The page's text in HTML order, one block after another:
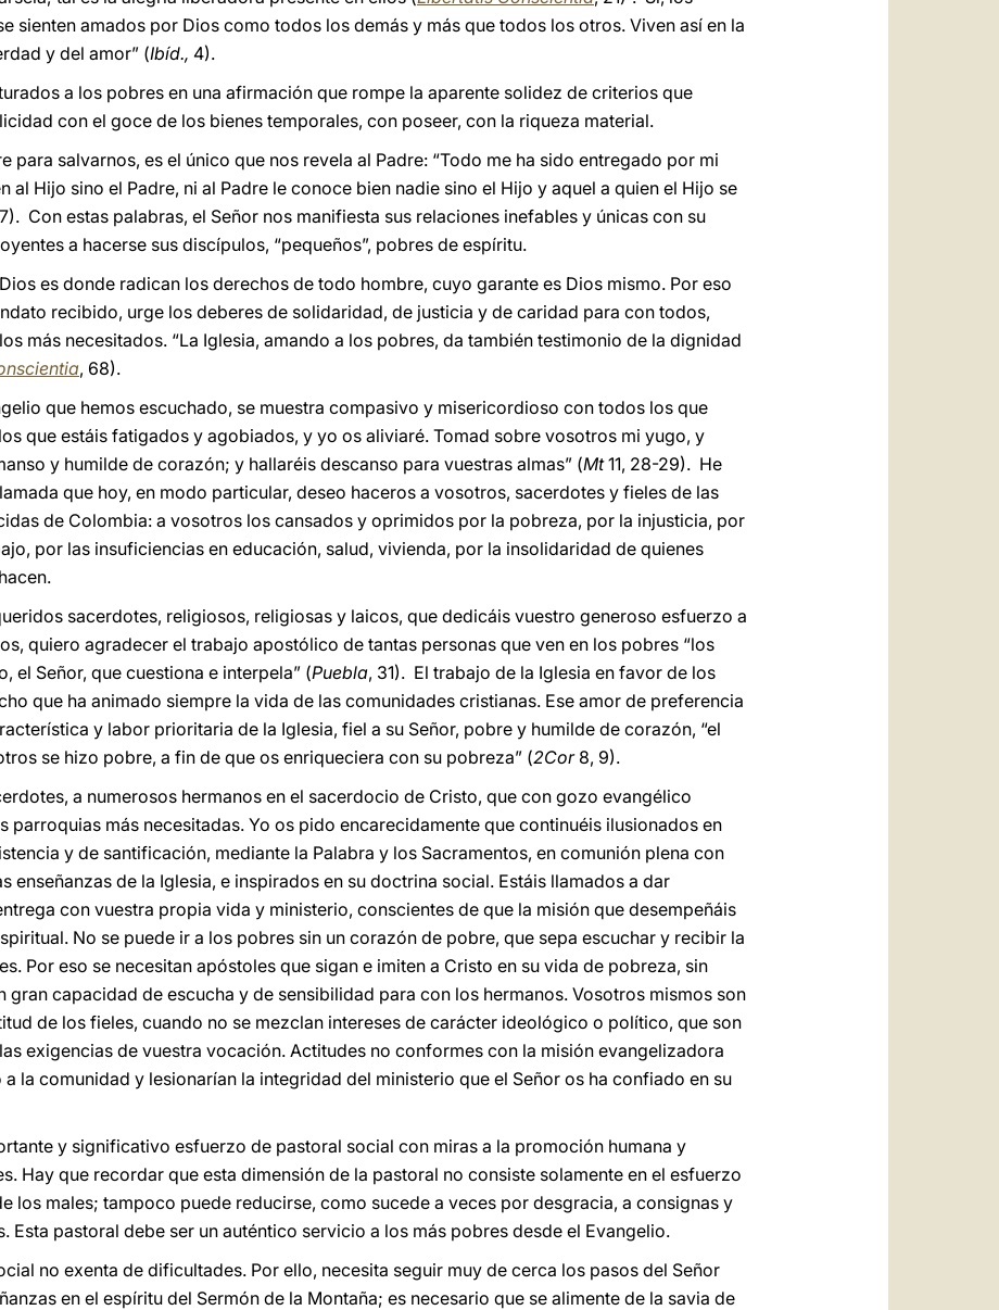
sienten amados por Dios como todos los demás y más que todos los otros. Viven así en la
y del amor” (Ibíd., 4).
a los pobres en una afirmación que rompe la aparente solidez de criterios que
con el goce de los bienes temporales, con poseer, con la riqueza material.
para salvarnos, es el único que nos revela al Padre: “Todo me ha sido entregado por mi
al Hijo sino el Padre, ni al Padre le conoce bien nadie sino el Hijo y aquel a quien el Hijo se
Con estas palabras, el Señor nos manifiesta sus relaciones inefables y únicas con su
a hacerse sus discípulos, “pequeños”, pobres de espíritu.
es donde radican los derechos de todo hombre, cuyo garante es Dios mismo. Por eso
recibido, urge los deberes de solidaridad, de justicia y de caridad para con todos,
más necesitados. “La Iglesia, amando a los pobres, da también testimonio de la dignidad
, 68).
que hemos escuchado, se muestra compasivo y misericordioso con todos los que
que estáis fatigados y agobiados, y yo os aliviaré. Tomad sobre vosotros mi yugo, y
y humilde de corazón; y hallaréis descanso para vuestras almas” (Mt11, 28-29). He
que hoy, en modo particular, deseo haceros a vosotros, sacerdotes y fieles de las
de Colombia: a vosotros los cansados y oprimidos por la pobreza, por la injusticia, por
por las insuficiencias en educación, salud, vivienda, por la insolidaridad de quienes
sacerdotes, religiosos, religiosas y laicos, que dedicáis vuestro generoso esfuerzo a
quiero agradecer el trabajo apostólico de tantas personas que ven en los pobres “los
el Señor, que cuestiona e interpela” (Puebla, 31). El trabajo de la Iglesia en favor de los
que ha animado siempre la vida de las comunidades cristianas. Ese amor de preferencia
y labor prioritaria de la Iglesia, fiel a su Señor, pobre y humilde de corazón, “el
se hizo pobre, a fin de que os enriqueciera con su pobreza” (2Cor8, 9).
a numerosos hermanos en el sacerdocio de Cristo, que con gozo evangélico
parroquias más necesitadas. Yo os pido encarecidamente que continuéis ilusionados en
y de santificación, mediante la Palabra y los Sacramentos, en comunión plena con
enseñanzas de la Iglesia, e inspirados en su doctrina social. Estáis llamados a dar
con vuestra propia vida y ministerio, conscientes de que la misión que desempeñáis
No se puede ir a los pobres sin un corazón de pobre, que sepa escuchar y recibir la
Por eso se necesitan apóstoles que sigan e imiten a Cristo en su vida de pobreza, sin
gran capacidad de escucha y de sensibilidad para con los hermanos. Vosotros mismos son
de los fieles, cuando no se mezclan intereses de carácter ideológico o político, que son
exigencias de vuestra vocación. Actitudes no conformes con la misión evangelizadora
la comunidad y lesionarían la integridad del ministerio que el Señor os ha confiado en su
y significativo esfuerzo de pastoral social con miras a la promoción humana y
Hay que recordar que esta dimensión de la pastoral no consiste solamente en el esfuerzo
los males; tampoco puede reducirse, como sucede a veces por desgracia, a consignas y
Esta pastoral debe ser un auténtico servicio a los más pobres desde el Evangelio.
no exenta de dificultades. Por ello, necesita seguir muy de cerca los pasos del Señor
en el espíritu del Sermón de la Montaña; es necesario que se alimente de la savia de